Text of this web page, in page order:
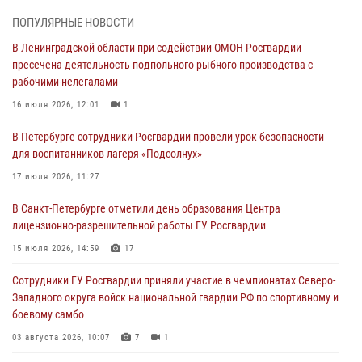
06 августа 2026, 13:39 1
В Центральном районе росгвардейцы оперативно задержали
хулигана, стрелявшего из пускового устройства рядом с жилыми
домами
06 августа 2026, 11:36
Сотрудники и военнослужащие Росгвардии обеспечили
правопорядок при проведении матча "Зенит" - "Балтика"
06 августа 2026, 07:30
В Выборгском районе наряд Росгвардии обнаружил
разыскиваемый преступный автотранспорт
05 августа 2026, 12:25 2
Петербургские росгвардейцы обнаружили объявленный в розыск
автомобиль, ранее использовавшийся при совершении кражи в
Ленобласти
04 августа 2026, 14:05
ПОПУЛЯРНЫЕ НОВОСТИ
В Ленинградской области при содействии ОМОН Росгвардии
пресечена деятельность подпольного рыбного производства с
рабочими-нелегалами
16 июля 2026, 12:01 1
В Петербурге сотрудники Росгвардии провели урок безопасности
для воспитанников лагеря «Подсолнух»
17 июля 2026, 11:27
В Санкт-Петербурге отметили день образования Центра
лицензионно-разрешительной работы ГУ Росгвардии
15 июля 2026, 14:59 17
Сотрудники ГУ Росгвардии приняли участие в чемпионатах Северо-
Западного округа войск национальной гвардии РФ по спортивному и
боевому самбо
03 августа 2026, 10:07 7 1